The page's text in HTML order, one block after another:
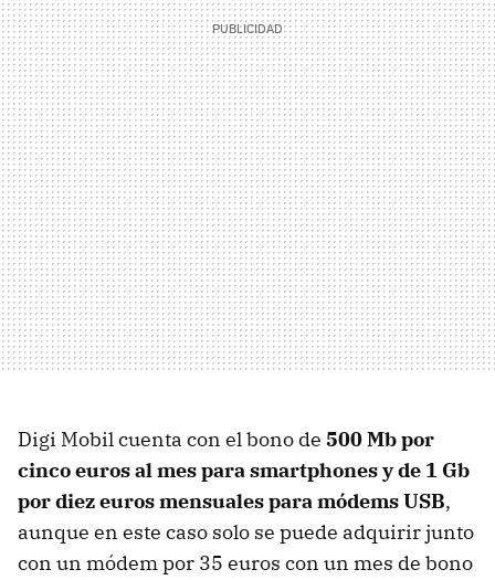
Digi Mobil cuenta con el bono de 500 Mb por
cinco euros al mes para smartphones y de 1 Gb
por diez euros mensuales para módems USB,
aunque en este caso solo se puede adquirir junto
con un módem por 35 euros con un mes de bono